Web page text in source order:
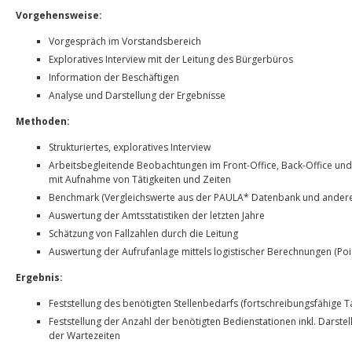
Vorgehensweise:
Vorgespräch im Vorstandsbereich
Exploratives Interview mit der Leitung des Bürgerbüros
Information der Beschäftigen
Analyse und Darstellung der Ergebnisse
Methoden:
Strukturiertes, exploratives Interview
Arbeitsbegleitende Beobachtungen im Front-Office, Back-Office
mit Aufnahme von Tätigkeiten und Zeiten
Benchmark (Vergleichswerte aus der PAULA* Datenbank und
Auswertung der Amtsstatistiken der letzten Jahre
Schätzung von Fallzahlen durch die Leitung
Auswertung der Aufrufanlage mittels logistischer Berechnungen
Ergebnis:
Feststellung des benötigten Stellenbedarfs (fortschreibungsfähige
Feststellung der Anzahl der benötigten Bedienstationen inkl.
der Wartezeiten